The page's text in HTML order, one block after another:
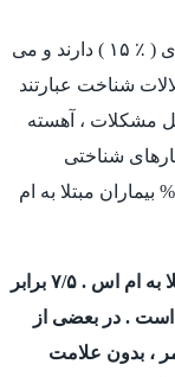
فوریت دفع یا بی اختیاری مدفوع ، شیوع کمتری ( ٪ ۱۵ ) دارند و می
شناخت عبارتند
مشکلات ، آهسته
شناختی
مختلف . سرخوشی ( ځلق بالا ) در کمتر از ۲۰ % بیماران مبتلا به ام
آیا می دانید ؟ احتمال خودکشی در بیماران مبتلا به ام اس . ۷/۵ برابر
است . در بعضی از
، بدون علامت